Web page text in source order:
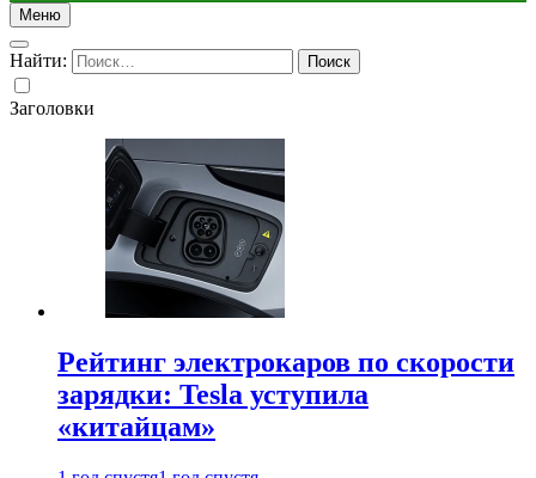
Меню
Найти:
Заголовки
Рейтинг электрокаров по скорости
зарядки: Tesla уступила
«китайцам»